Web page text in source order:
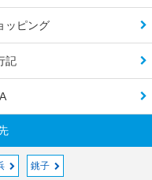
ッピング
記
銚子